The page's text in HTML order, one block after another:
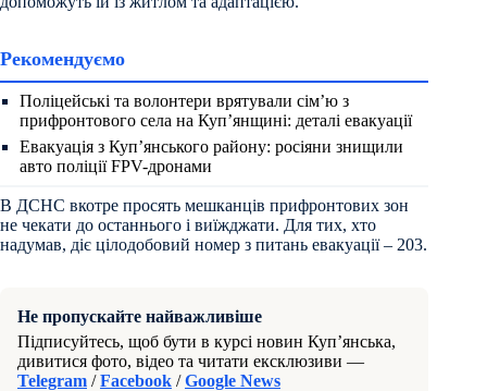
Рекомендуємо
Поліцейські та волонтери врятували сім’ю з
прифронтового села на Куп’янщині: деталі евакуації
Евакуація з Куп’янського району: росіяни знищили
авто поліції FPV-дронами
В ДСНС вкотре просять мешканців прифронтових зон
не чекати до останнього і виїжджати. Для тих, хто
надумав, діє цілодобовий номер з питань евакуації – 203.
Не пропускайте найважливіше
Підписуйтесь, щоб бути в курсі новин Куп’янська,
дивитися фото, відео та читати ексклюзиви —
Telegram /Facebook /Google News